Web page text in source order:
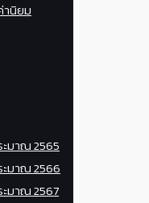
นิยม
มาณ 2565
มาณ 2566
มาณ 2567